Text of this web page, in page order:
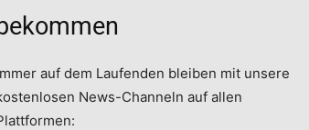
bekommen
auf dem Laufenden bleiben mit unsere
News-Channeln auf allen